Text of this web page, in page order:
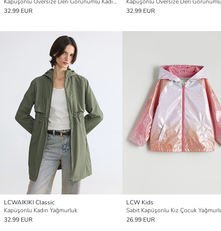
32.99 EUR
32.99 EUR
LCWAIKIKI Classic
Kapüşonlu Kadın Yağmurluk
32.99 EUR
LCW Kids
Sabit Kapüşonlu Kız Çocuk
26.99 EUR